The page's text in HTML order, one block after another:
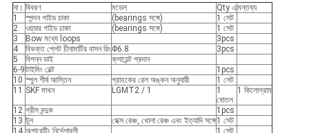
না। বিবরণ মডেল Qty এমন্তব্য
1
স্পন্দন গাইড চাকা (bearings সঙ্গে)
1 সেট
2
ওয়্যার গাইড চাকা (bearings সঙ্গে)
1 সেট
3
Bow মধ্যে loops
3pcs
4
বিভক্ত প্লেট চীনামাটির বাসন রিং Φ6.8
3pcs
5
বিপন্ন ডাই
ক্লায়েন্ট প্রদান
6-9টাইমিং বেল্ট
1pcs
10 স্পুল শীর্ষ আস্তিন গ্রাহকের রেল অঙ্কন অনুযায়ী
1 সেট
11 SKF মাখন LGMT2 / 1
1
বোতল
1 কিলোগ্রাম
12 গ্রীস বন্দুক
1pcs
13 টুল হেক্স রেঞ্চ, খোলা রেঞ্চ এবং ইত্যাদি সঙ্গে1 সেট